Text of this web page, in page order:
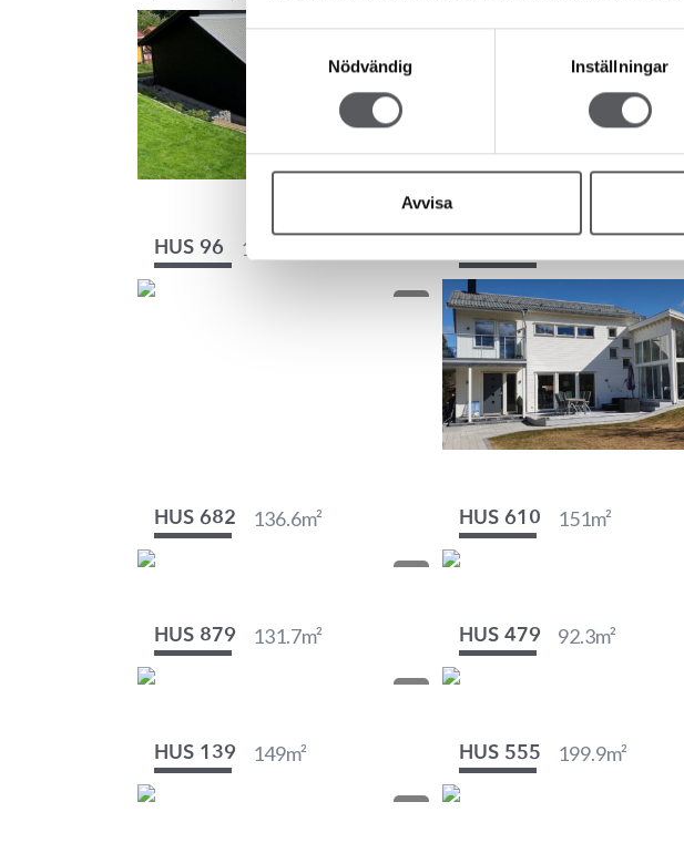
Nödvändig
Inställningar
Avvisa
HUS 96 177
HUS 682 136.6m² HUS 610 151m²
HUS 879 131.7m² HUS 479 92.3m²
HUS 139 149m² HUS 555 199.9m²